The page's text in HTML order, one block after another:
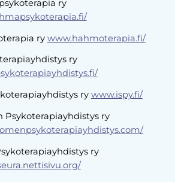
ry
ry www.hahmoterapia.fi/
ry
ry www.ispy.fi/
Psykoterapiayhdistys ry
ry